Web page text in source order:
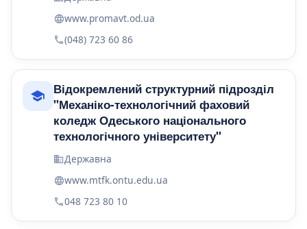
www.promavt.od.ua
(048) 723 60 86
Відокремлений структурний підрозділ
"Механіко-технологічний фаховий
коледж Одеського національного
технологічного університету"
Державна
www.mtfk.ontu.edu.ua
048 723 80 10